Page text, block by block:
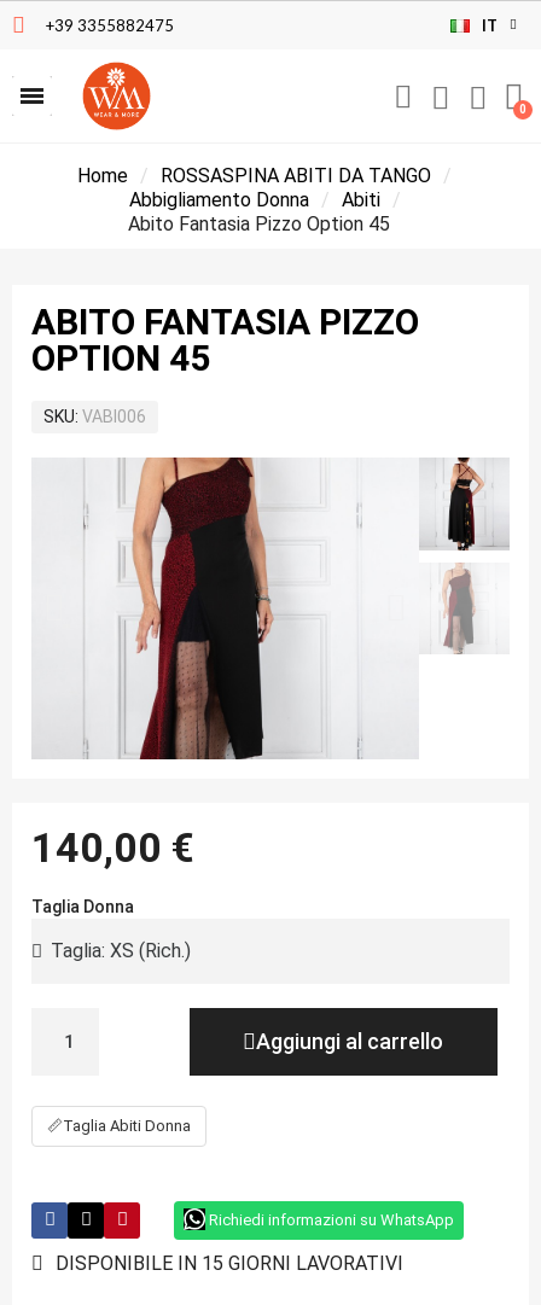
+39 3355882475 IT
Home
ROSSASPINA ABITI DA TANGO
Abbigliamento Donna
Abiti
Abito Fantasia Pizzo Option 45
ABITO FANTASIA PIZZO
OPTION 45
SKU VABI006
140,00 €
Taglia Donna
Aggiungi al carrello
📏Taglia Abiti Donna
Richiedi informazioni su WhatsApp
DISPONIBILE IN 15 GIORNI LAVORATIVI